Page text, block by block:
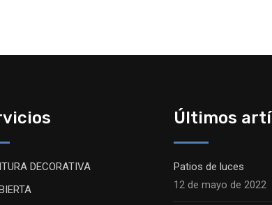
DECORATIVA
Últimos
Patios de luces
12 de mayo de 2022